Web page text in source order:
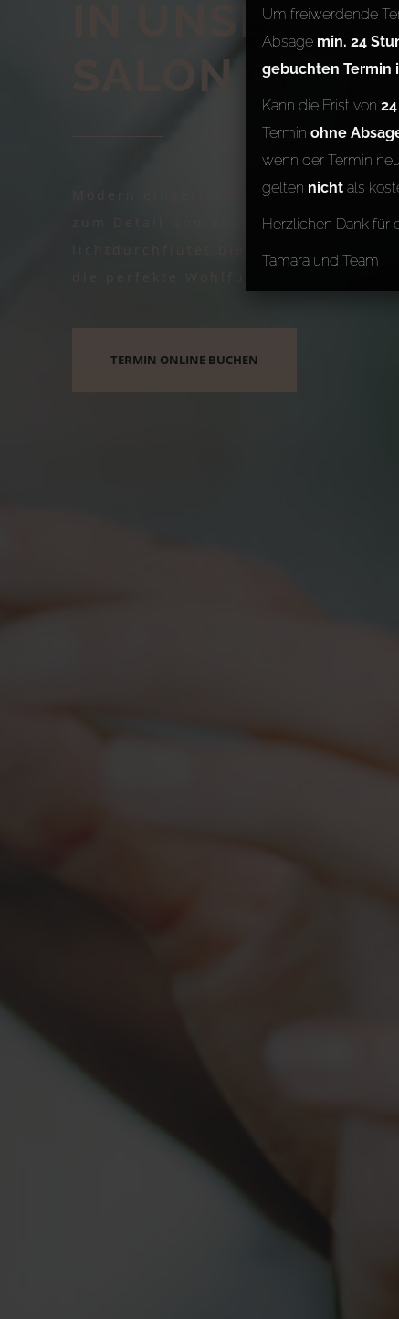
IN UNSEREM
SALON
Modern eingerichtet, mit Liebe
zum Detail und angenehm
TERMIN ONLINE BUCHEN
Um freiwerdende
Absage min. 24
gebuchten Termin
Kann die Frist von
Termin ohne
wenn der Termin
gelten nichtals
Herzlichen Dank für
Tamara und Team